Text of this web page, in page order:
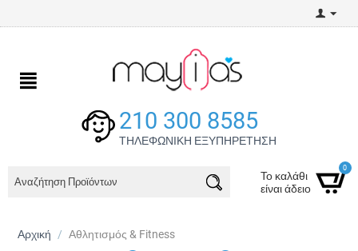
210 300 8585
ΤΗΛΕΦΩΝΙΚΗ ΕΞΥΠΗΡΕΤΗΣΗ
Το καλάθι
είναι άδειο
0
Αρχική / Αθλητισμός & Fitness